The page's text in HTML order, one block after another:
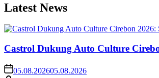
Latest News
Castrol Dukung Auto Culture
05.08.202605.08.2026